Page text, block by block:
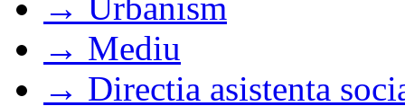
→ Mediu
→ Directia asistenta